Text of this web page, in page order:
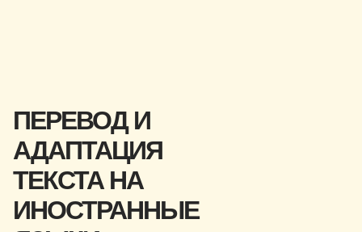
ПЕРЕВОД И
АДАПТАЦИЯ
ТЕКСТА НА
ИНОСТРАННЫЕ